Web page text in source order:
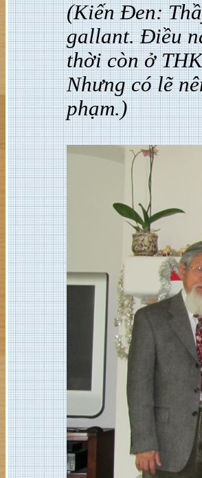
(Kiến Đen:
gallant. Điều
thời còn ở
Nhưng có lẽ
phạm.)